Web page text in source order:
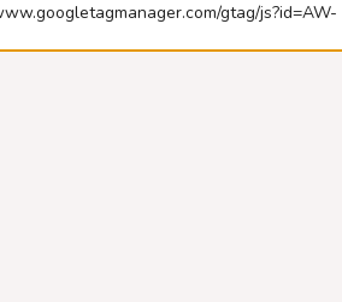
gtag/js?id=AW-